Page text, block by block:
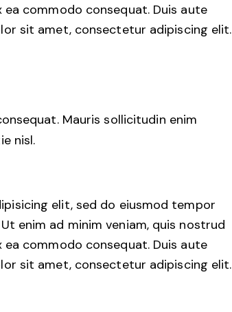
commodo consequat. Duis aute
sit amet, consectetur adipiscing elit.
Mauris sollicitudin enim
nisl.
elit, sed do eiusmod tempor
enim ad minim veniam, quis nostrud
commodo consequat. Duis aute
sit amet, consectetur adipiscing elit.